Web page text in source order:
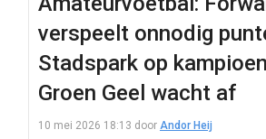
verspeelt onnodig
Stadspark op
Groen Geel wacht af
10 mei 2026 18:13 door Andor Heij